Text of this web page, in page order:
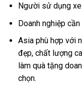
Người sử dụng
Doanh nghiệp
Asia phù hợp với
đẹp, chất lượng
làm quà tặng
chọn.